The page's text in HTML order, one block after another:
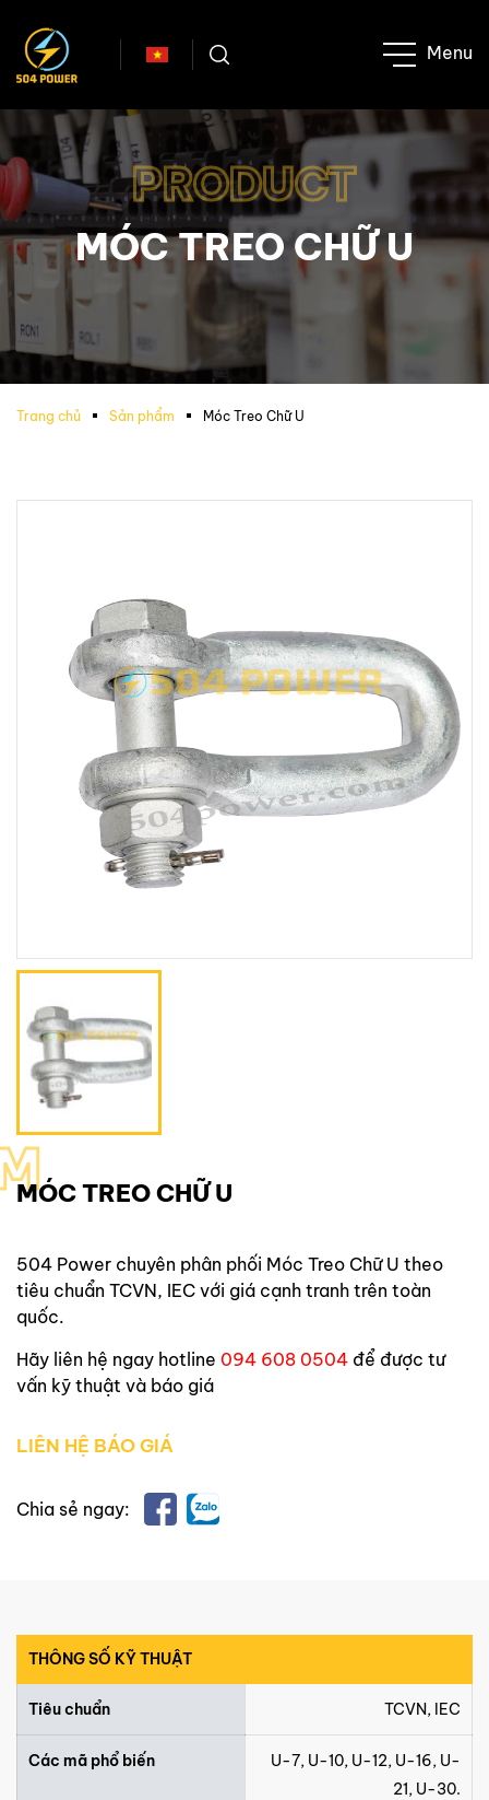
MÓC TREO CHỮ U
PRODUCT
Trang chủ Sản phẩm Móc Treo Chữ U
MÓC TREO CHỮ U
504 Power chuyên phân phối Móc Treo Chữ U theo
tiêu chuẩn TCVN, IEC với giá cạnh tranh trên toàn
quốc.
Hãy liên hệ ngay hotline 094 608 0504 để được tư
vấn kỹ thuật và báo giá
LIÊN HỆ BÁO GIÁ
Chia sẻ ngay:
THÔNG SỐ KỸ THUẬT
Tiêu chuẩn TCVN, IEC
Các mã phổ biến
U-7, U-10, U-12, U-16, U-
21, U-30.